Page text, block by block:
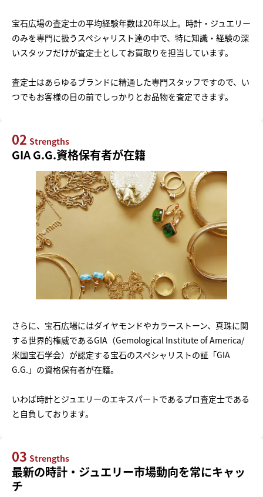
宝石広場の査定士の平均経験年数は20年以上。時計・ジュエリー
のみを専門に扱うスペシャリスト達の中で、特に知識・経験の深
いスタッフだけが査定士としてお買取りを担当しています。
査定士はあらゆるブランドに精通した専門スタッフですので、い
つでもお客様の目の前でしっかりとお品物を査定できます。
02 Strengths
GIA G.G.資格保有者が在籍
さらに、宝石広場にはダイヤモンドやカラーストーン、真珠に関
する世界的権威であるGIA（Gemological Institute of America/
米国宝石学会）が認定する宝石のスペシャリストの証「GIA
G.G.」の資格保有者が在籍。
いわば時計とジュエリーのエキスパートであるプロ査定士である
と自負しております。
03 Strengths
最新の時計・ジュエリー市場動向を常にキャッ
チ